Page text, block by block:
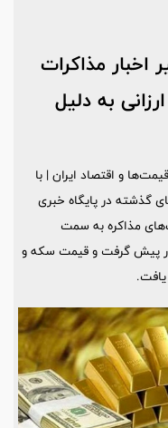
مذاکرات
به دلیل
و اقتصاد ایران | با
گذشته در پایگاه خبری
مذاکره به سمت
در پیش گرفت و قیمت سکه و